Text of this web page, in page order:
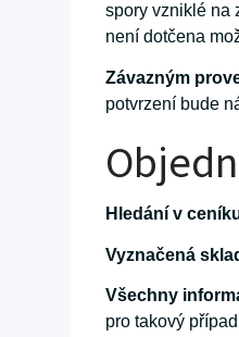
spory vzniklé na
není dotčena
Závazným
potvrzení bude
Hledání v
Vyznačená
Všechny
pro takový